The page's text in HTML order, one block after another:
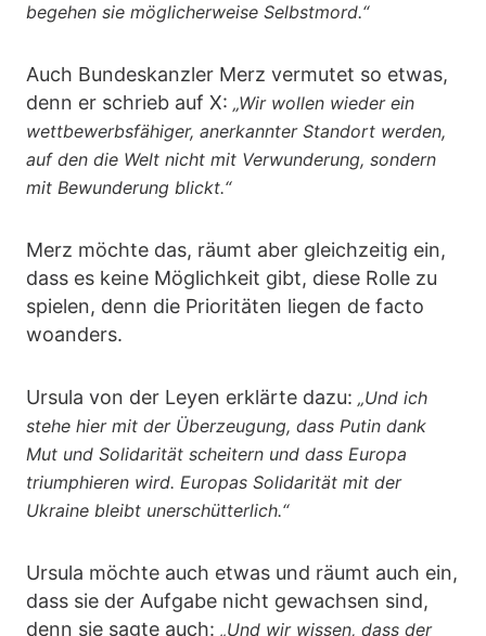
begehen sie möglicherweise Selbstmord.“
Auch Bundeskanzler Merz vermutet so etwas,
denn er schrieb auf X: „Wir wollen wieder ein
wettbewerbsfähiger, anerkannter Standort werden,
auf den die Welt nicht mit Verwunderung, sondern
mit Bewunderung blickt.“
Merz möchte das, räumt aber gleichzeitig ein,
dass es keine Möglichkeit gibt, diese Rolle zu
spielen, denn die Prioritäten liegen de facto
woanders.
Ursula von der Leyen erklärte dazu: „Und ich
stehe hier mit der Überzeugung, dass Putin dank
Mut und Solidarität scheitern und dass Europa
triumphieren wird. Europas Solidarität mit der
Ukraine bleibt unerschütterlich.“
Ursula möchte auch etwas und räumt auch ein,
dass sie der Aufgabe nicht gewachsen sind,
denn sie sagte auch: „Und wir wissen, dass der